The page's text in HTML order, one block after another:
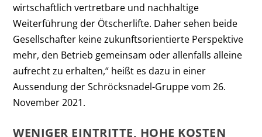
wirtschaftlich vertretbare und nachhaltige
Weiterführung der Ötscherlifte. Daher sehen beide
Gesellschafter keine zukunftsorientierte Perspektive
mehr, den Betrieb gemeinsam oder allenfalls alleine
aufrecht zu erhalten,“ heißt es dazu in einer
Aussendung der Schröcksnadel-Gruppe vom 26.
November 2021.
WENIGER EINTRITTE, HOHE KOSTEN